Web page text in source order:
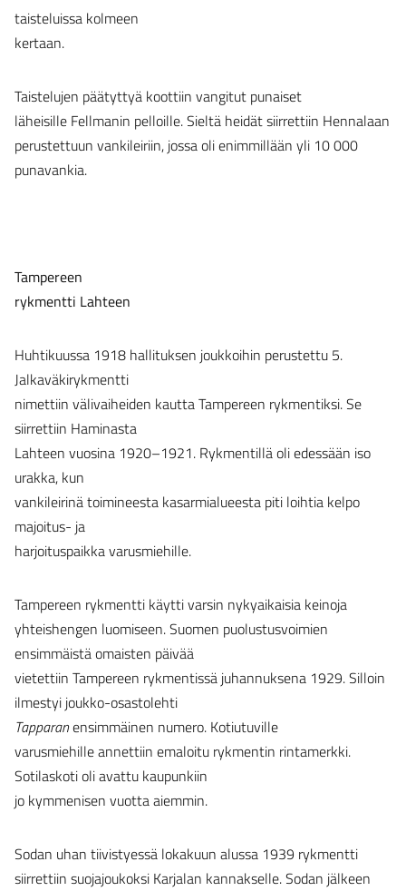
taisteluissa kolmeen
kertaan.
Taistelujen päätyttyä koottiin vangitut punaiset
läheisille Fellmanin pelloille. Sieltä heidät siirrettiin Hennalaan
perustettuun vankileiriin, jossa oli enimmillään yli 10 000
punavankia.
Tampereen
rykmentti Lahteen
Huhtikuussa 1918 hallituksen joukkoihin perustettu 5.
Jalkaväkirykmentti
nimettiin välivaiheiden kautta Tampereen rykmentiksi. Se
siirrettiin Haminasta
Lahteen vuosina 1920–1921. Rykmentillä oli edessään iso
urakka, kun
vankileirinä toimineesta kasarmialueesta piti loihtia kelpo
majoitus- ja
harjoituspaikka varusmiehille.
Tampereen rykmentti käytti varsin nykyaikaisia keinoja
yhteishengen luomiseen. Suomen puolustusvoimien
ensimmäistä omaisten päivää
vietettiin Tampereen rykmentissä juhannuksena 1929. Silloin
ilmestyi joukko-osastolehti
Tapparanensimmäinen numero. Kotiutuville
varusmiehille annettiin emaloitu rykmentin rintamerkki.
Sotilaskoti oli avattu kaupunkiin
jo kymmenisen vuotta aiemmin.
Sodan uhan tiivistyessä lokakuun alussa 1939 rykmentti
siirrettiin suojajoukoksi Karjalan kannakselle. Sodan jälkeen